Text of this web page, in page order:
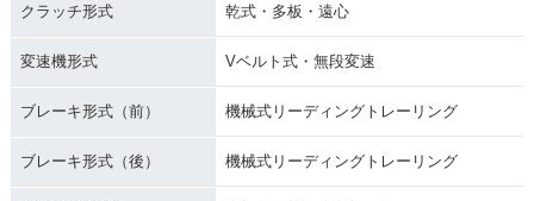
クラッチ形式 乾式・多板・遠心
変速機形式 Vベルト式・無段変速
ブレーキ形式（前） 機械式リーディングトレーリング
ブレーキ形式（後） 機械式リーディングトレーリング